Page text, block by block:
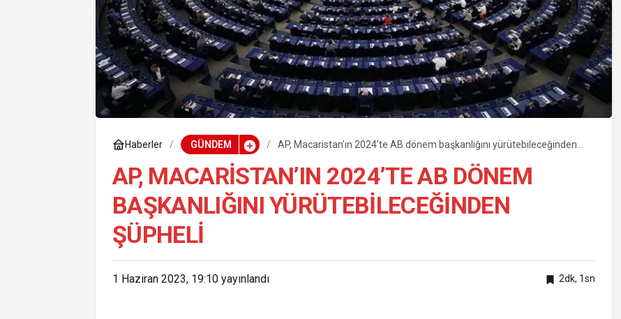
Haberler GÜNDEM
AP, Macaristan’ın 2024’te AB dönem başkanlığını yürütebileceğinden
AP, MACARISTAN’IN 2024’TE AB DÖNEM
BAŞKANLIĞINI YÜRÜTEBILECEĞINDEN
ŞÜPHELI
1 Haziran 2023, 19:10 yayınlandı 2dk, 1sn